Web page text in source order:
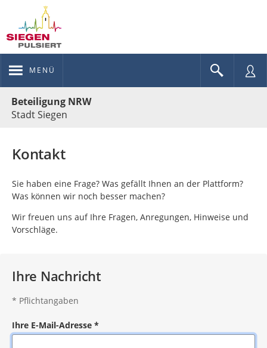
MENÜ
Beteiligung NRW
Stadt Siegen
Kontakt
Sie haben eine Frage? Was gefällt Ihnen an der Plattform?
Was können wir noch besser machen?
Wir freuen uns auf Ihre Fragen, Anregungen, Hinweise und
Vorschläge.
Ihre Nachricht
* Pflichtangaben
Ihre E-Mail-Adresse *